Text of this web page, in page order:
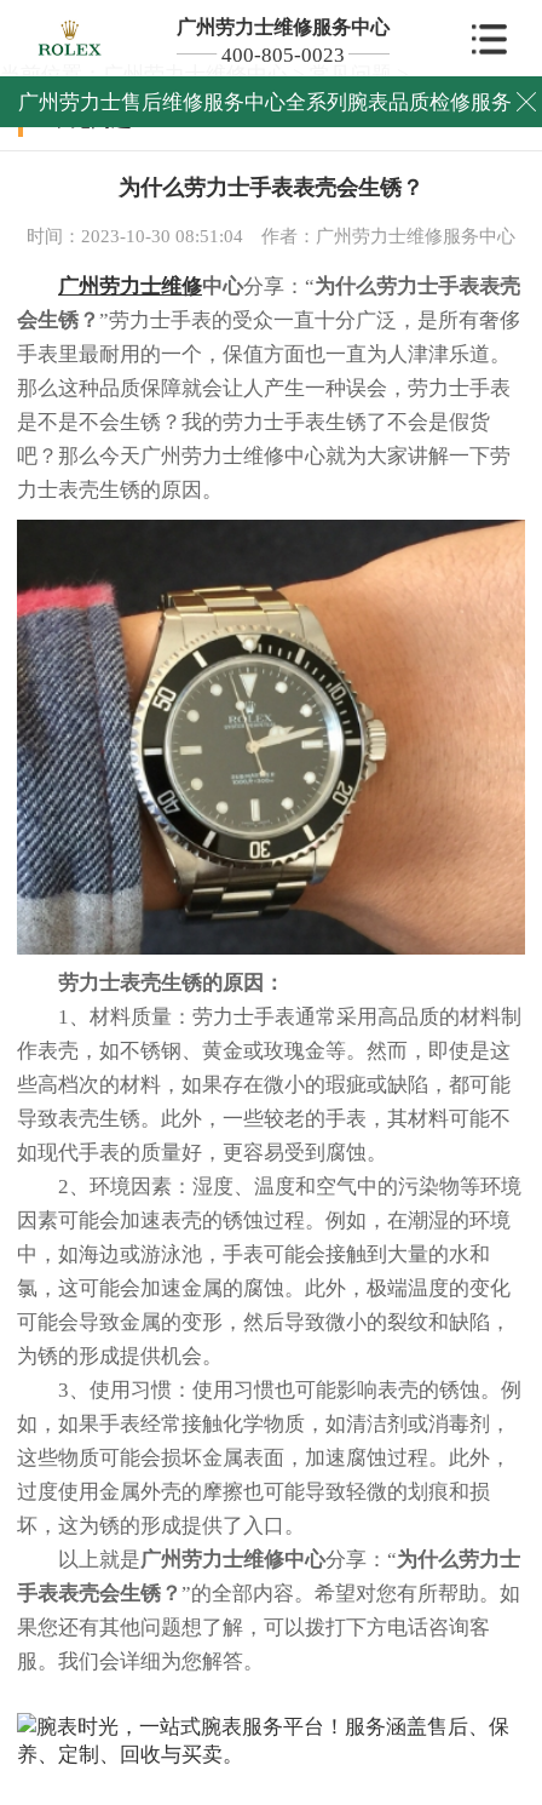
广州劳力士维修服务中心
400-805-0023
广州劳力士售后维修服务中心全系列腕表品质检修服务 
当前位置：广州劳力士维修中心>常见问题>
常见问题
为什么劳力士手表表壳会生锈？
时间：2023-10-30 08:51:04 作者：广州劳力士维修服务中心
广州劳力士维修中心分享：“为什么劳力士手表表壳
会生锈？ ”劳力士手表的受众一直十分广泛，是所有奢侈
手表里最耐用的一个，保值方面也一直为人津津乐道。
那么这种品质保障就会让人产生一种误会，劳力士手表
是不是不会生锈？我的劳力士手表生锈了不会是假货
吧？那么今天广州劳力士维修中心就为大家讲解一下劳
力士表壳生锈的原因。
劳力士表壳生锈的原因：
1、材料质量：劳力士手表通常采用高品质的材料制
作表壳，如不锈钢、黄金或玫瑰金等。然而，即使是这
些高档次的材料，如果存在微小的瑕疵或缺陷，都可能
导致表壳生锈。此外，一些较老的手表，其材料可能不
如现代手表的质量好，更容易受到腐蚀。
2、环境因素：湿度、温度和空气中的污染物等环境
因素可能会加速表壳的锈蚀过程。例如，在潮湿的环境
中，如海边或游泳池，手表可能会接触到大量的水和
氯，这可能会加速金属的腐蚀。此外，极端温度的变化
可能会导致金属的变形，然后导致微小的裂纹和缺陷，
为锈的形成提供机会。
3、使用习惯：使用习惯也可能影响表壳的锈蚀。例
如，如果手表经常接触化学物质，如清洁剂或消毒剂，
这些物质可能会损坏金属表面，加速腐蚀过程。此外，
过度使用金属外壳的摩擦也可能导致轻微的划痕和损
坏，这为锈的形成提供了入口。
以上就是广州劳力士维修中心分享：“为什么劳力士
手表表壳会生锈？ ”的全部内容。希望对您有所帮助。如
果您还有其他问题想了解，可以拨打下方电话咨询客
服。我们会详细为您解答。